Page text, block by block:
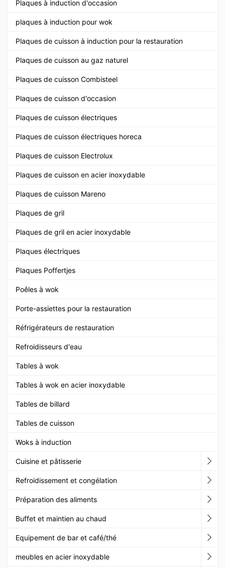
Plaques à induction d'occasion
plaques à induction pour wok
Plaques de cuisson à induction pour la restauration
Plaques de cuisson au gaz naturel
Plaques de cuisson Combisteel
Plaques de cuisson d'occasion
Plaques de cuisson électriques
Plaques de cuisson électriques horeca
Plaques de cuisson Electrolux
Plaques de cuisson en acier inoxydable
Plaques de cuisson Mareno
Plaques de gril
Plaques de gril en acier inoxydable
Plaques électriques
Plaques Poffertjes
Poêles à wok
Porte-assiettes pour la restauration
Réfrigérateurs de restauration
Refroidisseurs d'eau
Tables à wok
Tables à wok en acier inoxydable
Tables de billard
Tables de cuisson
Woks à induction
Cuisine et pâtisserie
Refroidissement et congélation
Préparation des aliments
Buffet et maintien au chaud
Equipement de bar et café/thé
meubles en acier inoxydable